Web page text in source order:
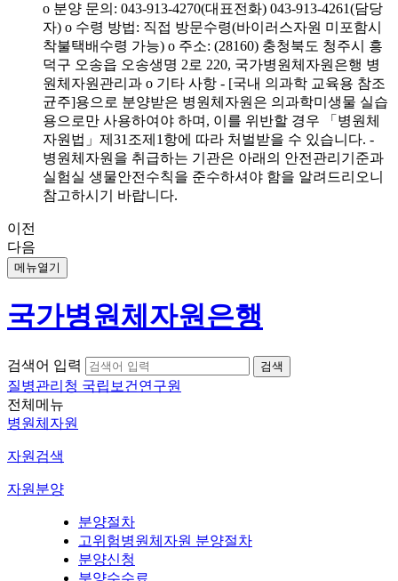
o 분양 문의: 043-913-4270(대표전화) 043-913-4261(담당
자) o 수령 방법: 직접 방문수령(바이러스자원 미포함시
착불택배수령 가능) o 주소: (28160) 충청북도 청주시 흥
덕구 오송읍 오송생명 2로 220, 국가병원체자원은행 병
원체자원관리과 o 기타 사항 - [국내 의과학 교육용 참조
균주]용으로 분양받은 병원체자원은 의과학미생물 실습
용으로만 사용하여야 하며, 이를 위반할 경우 「병원체
자원법」제31조제1항에 따라 처벌받을 수 있습니다. -
병원체자원을 취급하는 기관은 아래의 안전관리기준과
실험실 생물안전수칙을 준수하셔야 함을 알려드리오니
참고하시기 바랍니다.
이전
다음
메뉴열기
국가병원체자원은행
검색어 입력
질병관리청 국립보건연구원
전체메뉴
병원체자원
자원검색
자원분양
분양절차
고위험병원체자원 분양절차
분양신청
분양수수료